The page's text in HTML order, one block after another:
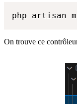
php artisan
On trouve ce